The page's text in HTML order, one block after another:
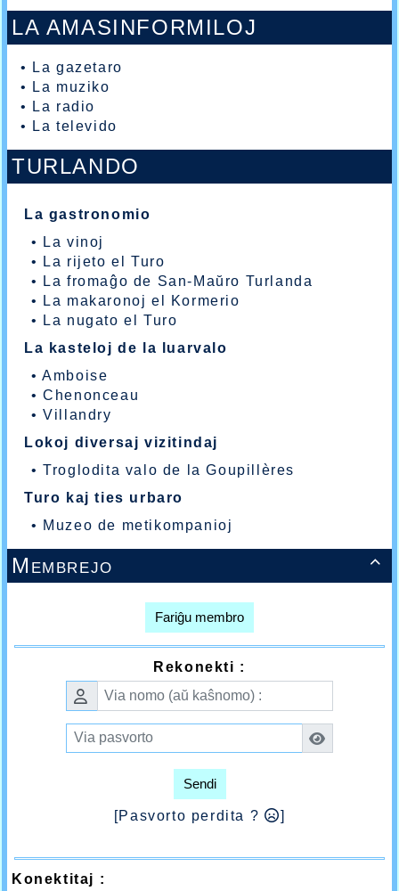
LA AMASINFORMILOJ
•
La gazetaro
•
La muziko
•
La radio
•
La televido
TURLANDO
La gastronomio
•
La vinoj
•
La rijeto el Turo
•
La fromaĝo de San-Maŭro Turlanda
•
La makaronoj el Kormerio
•
La nugato el Turo
La kasteloj de la luarvalo
•Amboise
•Chenonceau
•Villandry
Lokoj diversaj vizitindaj
•Troglodita valo de la Goupillères
Turo kaj ties urbaro
• Muzeo de metikompanioj

Membrejo
Fariĝu membro
Rekonekti :
Sendi
[Pasvorto perdita ? ]
Konektitaj :